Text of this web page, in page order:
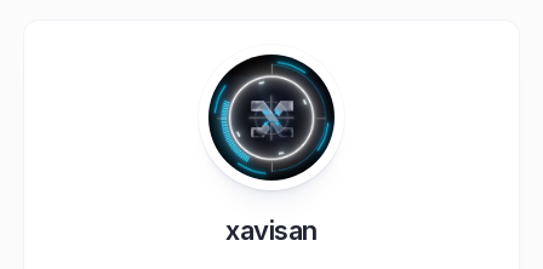
xavisan